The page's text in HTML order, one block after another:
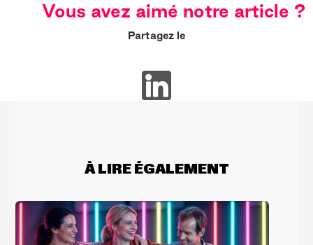
Vous avez aimé notre article ?
Partagez le
À LIRE ÉGALEMENT